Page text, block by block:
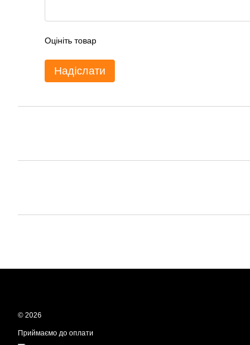
Оцініть товар
Надіслати
© 2026
Приймаємо до оплати